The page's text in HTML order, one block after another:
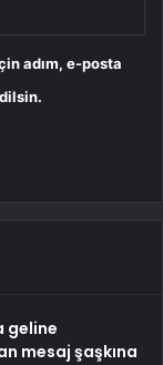
adım, e-posta
geline
mesaj şaşkına